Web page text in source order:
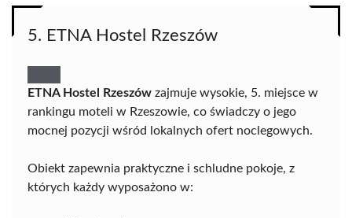
5. ETNA Hostel Rzeszów
ETNA Hostel Rzeszów zajmuje wysokie, 5. miejsce w
rankingu moteli w Rzeszowie, co świadczy o jego
mocnej pozycji wśród lokalnych ofert noclegowych.
Obiekt zapewnia praktyczne i schludne pokoje, z
których każdy wyposażono w: